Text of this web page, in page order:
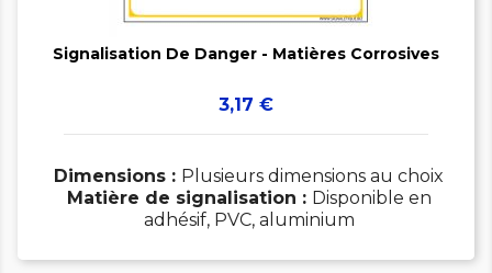

Signalisation De Danger - Matières Corrosives
Prix
3,17 €
Dimensions : Plusieurs dimensions au choix
Matière de signalisation : Disponible en
adhésif, PVC, aluminium